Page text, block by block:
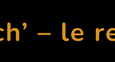
– le